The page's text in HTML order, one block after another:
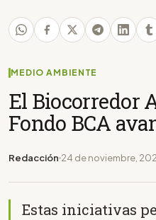
MEDIO AMBIENTE
El Biocorredor
Fondo BCA
Redacción 24 de noviembre,
Estas iniciativas